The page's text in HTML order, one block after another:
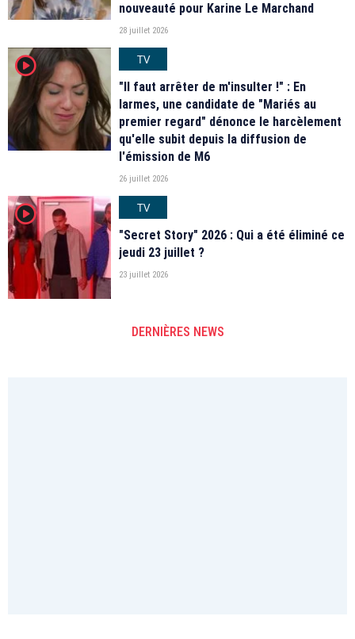
nouveauté pour Karine Le Marchand
28 juillet 2026
player2
TV
"Il faut arrêter de m'insulter !" : En
larmes, une candidate de "Mariés au
premier regard" dénonce le harcèlement
qu'elle subit depuis la diffusion de
l'émission de M6
26 juillet 2026
player2
TV
"Secret Story" 2026 : Qui a été éliminé ce
jeudi 23 juillet ?
23 juillet 2026
DERNIÈRES NEWS